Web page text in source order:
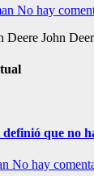
No hay
Deere John
que no
No hay